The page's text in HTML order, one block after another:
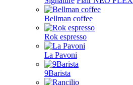
Bellman coffee
Rok espresso
La Pavoni
9Barista